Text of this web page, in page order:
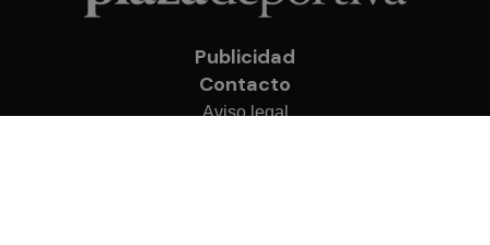
Publicidad
Contacto
Aviso legal